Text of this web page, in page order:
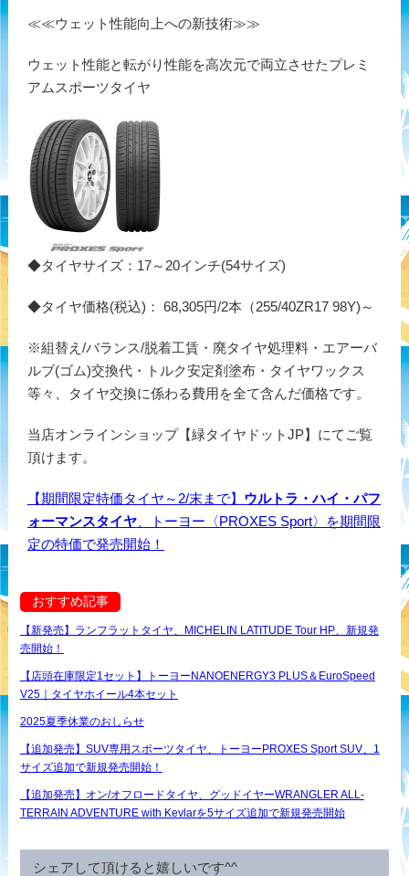
≪≪ウェット性能向上への新技術≫≫
ウェット性能と転がり性能を高次元で両立させたプレミ
アムスポーツタイヤ
◆タイヤサイズ：17～20インチ(54サイズ)
◆タイヤ価格(税込)： 68,305円/2本（255/40ZR17 98Y)～
※組替え/バランス/脱着工賃・廃タイヤ処理料・エアーバ
ルブ(ゴム)交換代・トルク安定剤塗布・タイヤワックス
等々、タイヤ交換に係わる費用を全て含んだ価格です。
当店オンラインショップ【緑タイヤドットJP】にてご覧
頂けます。
【期間限定特価タイヤ～2/末まで】 ウルトラ・ハイ・パフ
ォーマンスタイヤ、トーヨー〈PROXES Sport〉を期間限
定の特価で発売開始！
おすすめ記事
【新発売】ランフラットタイヤ、MICHELIN LATITUDE Tour HP、新規発
売開始！
【店頭在庫限定1セット】トーヨーNANOENERGY3 PLUS＆EuroSpeed
V25｜タイヤホイール4本セット
2025夏季休業のおしらせ
【追加発売】SUV専用スポーツタイヤ、トーヨーPROXES Sport SUV、1
サイズ追加で新規発売開始！
【追加発売】オン/オフロードタイヤ、グッドイヤーWRANGLER ALL-
TERRAIN ADVENTURE with Kevlarを5サイズ追加で新規発売開始
シェアして頂けると嬉しいです^^